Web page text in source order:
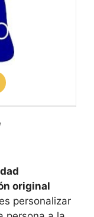
original
personalizar